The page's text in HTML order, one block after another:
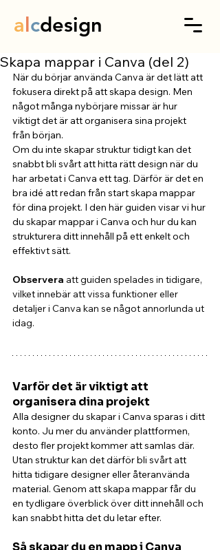
alcdesign
Skapa mappar i Canva (del 2)
När du börjar använda Canva är det lätt att
fokusera direkt på att skapa design. Men
något många nybörjare missar är hur
viktigt det är att organisera sina projekt
från början.
Om du inte skapar struktur tidigt kan det
snabbt bli svårt att hitta rätt design när du
har arbetat i Canva ett tag. Därför är det en
bra idé att redan från start skapa mappar
för dina projekt. I den här guiden visar vi hur
du skapar mappar i Canva och hur du kan
strukturera ditt innehåll på ett enkelt och
effektivt sätt.
Observera att guiden spelades in tidigare,
vilket innebär att vissa funktioner eller
detaljer i Canva kan se något annorlunda ut
idag.
Varför det är viktigt att
organisera dina projekt
Alla designer du skapar i Canva sparas i ditt
konto. Ju mer du använder plattformen,
desto fler projekt kommer att samlas där.
Utan struktur kan det därför bli svårt att
hitta tidigare designer eller återanvända
material. Genom att skapa mappar får du
en tydligare överblick över ditt innehåll och
kan snabbt hitta det du letar efter.
Så skapar du en mapp i Canva